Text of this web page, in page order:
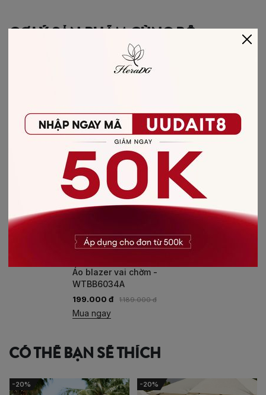
GỢI Ý SẢN PHẨM CÙNG BỘ
AO-VEST-VAI-
Áo blazer vai chờm -
WTBB6034A
199.000 đ 1.189.000 đ
Mua ngay
CÓ THỂ BẠN SẼ THÍCH
-20% -20%